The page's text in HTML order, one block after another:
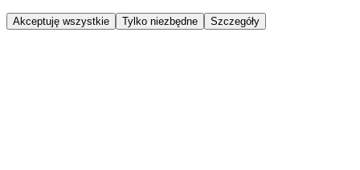
Akceptuję wszystkie Tylko niezbędne Szczegóły